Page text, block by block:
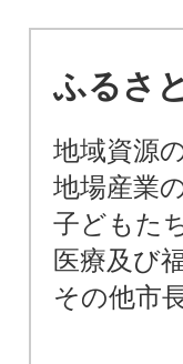
ふるさ
地域資源
地場産業
子どもた
医療及び
その他市